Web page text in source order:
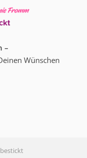
–
Wünschen